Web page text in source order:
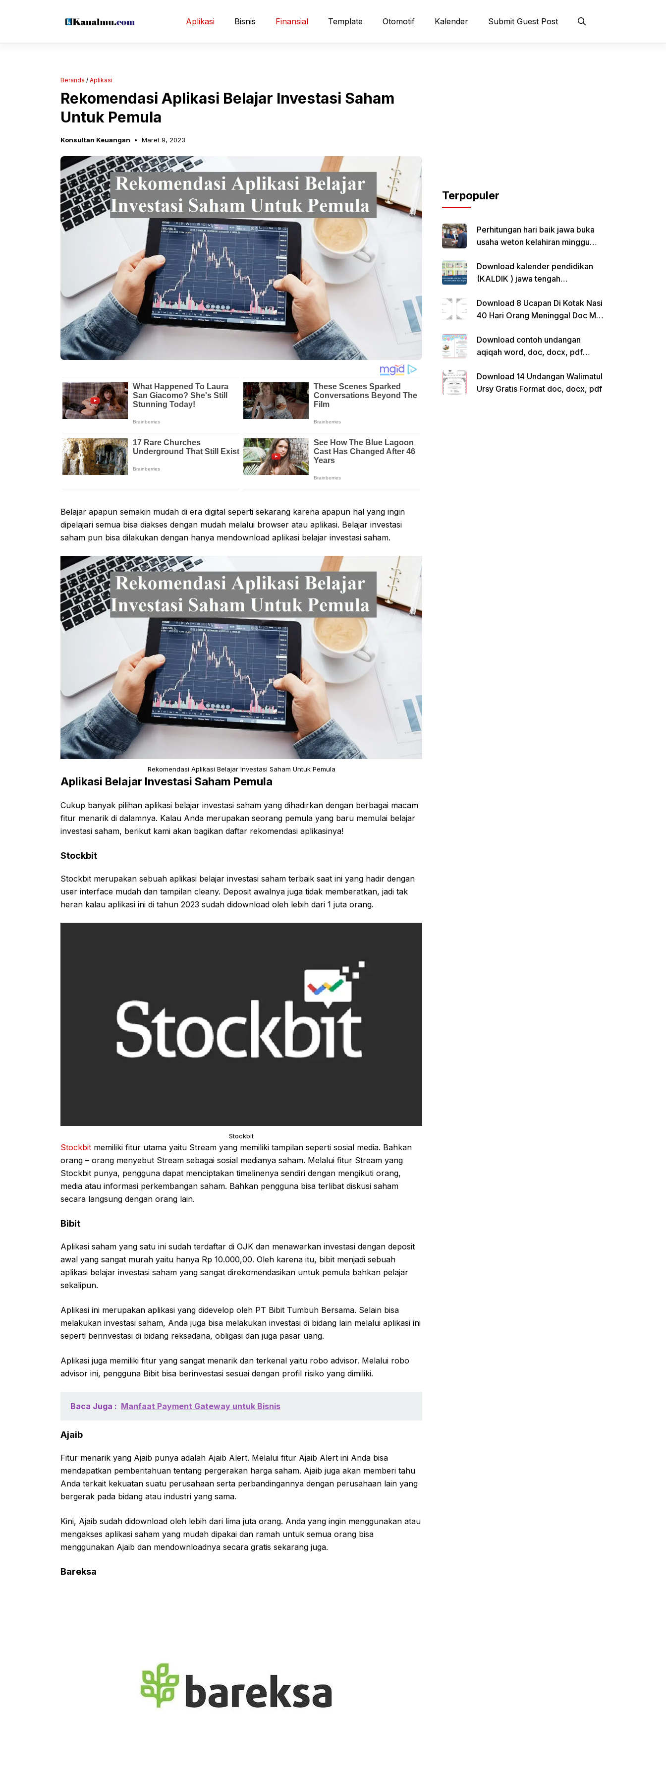
Aplikasi Bisnis Finansial Template Otomotif Kalender Submit Guest Post
Beranda / Aplikasi
Rekomendasi Aplikasi Belajar Investasi Saham
Untuk Pemula
Konsultan Keuangan Maret 9, 2023
Belajar apapun semakin mudah di era digital seperti sekarang karena apapun hal yang ingin
dipelajari semua bisa diakses dengan mudah melalui browser atau aplikasi. Belajar investasi
saham pun bisa dilakukan dengan hanya mendownload aplikasi belajar investasi saham.
Rekomendasi Aplikasi Belajar Investasi Saham Untuk Pemula
Aplikasi Belajar Investasi Saham Pemula
Cukup banyak pilihan aplikasi belajar investasi saham yang dihadirkan dengan berbagai macam
fitur menarik di dalamnya. Kalau Anda merupakan seorang pemula yang baru memulai belajar
investasi saham, berikut kami akan bagikan daftar rekomendasi aplikasinya!
Stockbit
Stockbit merupakan sebuah aplikasi belajar investasi saham terbaik saat ini yang hadir dengan
user interface mudah dan tampilan cleany. Deposit awalnya juga tidak memberatkan, jadi tak
heran kalau aplikasi ini di tahun 2023 sudah didownload oleh lebih dari 1 juta orang.
Stockbit
Stockbit memiliki fitur utama yaitu Stream yang memiliki tampilan seperti sosial media. Bahkan
orang – orang menyebut Stream sebagai sosial medianya saham. Melalui fitur Stream yang
Stockbit punya, pengguna dapat menciptakan timelinenya sendiri dengan mengikuti orang,
media atau informasi perkembangan saham. Bahkan pengguna bisa terlibat diskusi saham
secara langsung dengan orang lain.
Bibit
Aplikasi saham yang satu ini sudah terdaftar di OJK dan menawarkan investasi dengan deposit
awal yang sangat murah yaitu hanya Rp 10.000,00. Oleh karena itu, bibit menjadi sebuah
aplikasi belajar investasi saham yang sangat direkomendasikan untuk pemula bahkan pelajar
sekalipun.
Aplikasi ini merupakan aplikasi yang didevelop oleh PT Bibit Tumbuh Bersama. Selain bisa
melakukan investasi saham, Anda juga bisa melakukan investasi di bidang lain melalui aplikasi ini
seperti berinvestasi di bidang reksadana, obligasi dan juga pasar uang.
Aplikasi juga memiliki fitur yang sangat menarik dan terkenal yaitu robo advisor. Melalui robo
advisor ini, pengguna Bibit bisa berinvestasi sesuai dengan profil risiko yang dimiliki.
Baca Juga : Manfaat Payment Gateway untuk Bisnis
Ajaib
Fitur menarik yang Ajaib punya adalah Ajaib Alert. Melalui fitur Ajaib Alert ini Anda bisa
mendapatkan pemberitahuan tentang pergerakan harga saham. Ajaib juga akan memberi tahu
Anda terkait kekuatan suatu perusahaan serta perbandingannya dengan perusahaan lain yang
bergerak pada bidang atau industri yang sama.
Kini, Ajaib sudah didownload oleh lebih dari lima juta orang. Anda yang ingin menggunakan atau
mengakses aplikasi saham yang mudah dipakai dan ramah untuk semua orang bisa
menggunakan Ajaib dan mendownloadnya secara gratis sekarang juga.
Bareksa
Terpopuler
Perhitungan hari baik jawa buka
usaha weton kelahiran minggu
Download kalender pendidikan
(KALDIK ) jawa tengah
Download 8 Ucapan Di Kotak Nasi
40 Hari Orang Meninggal Doc Ms.
Download contoh undangan
aqiqah word, doc, docx, pdf
Download 14 Undangan Walimatul
Ursy Gratis Format doc, docx, pdf